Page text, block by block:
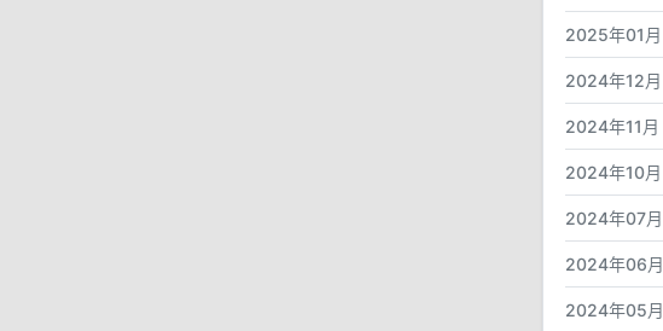
2025年01月
2024年12月
2024年11月
2024年10月
2024年07月
2024年06月
2024年05月